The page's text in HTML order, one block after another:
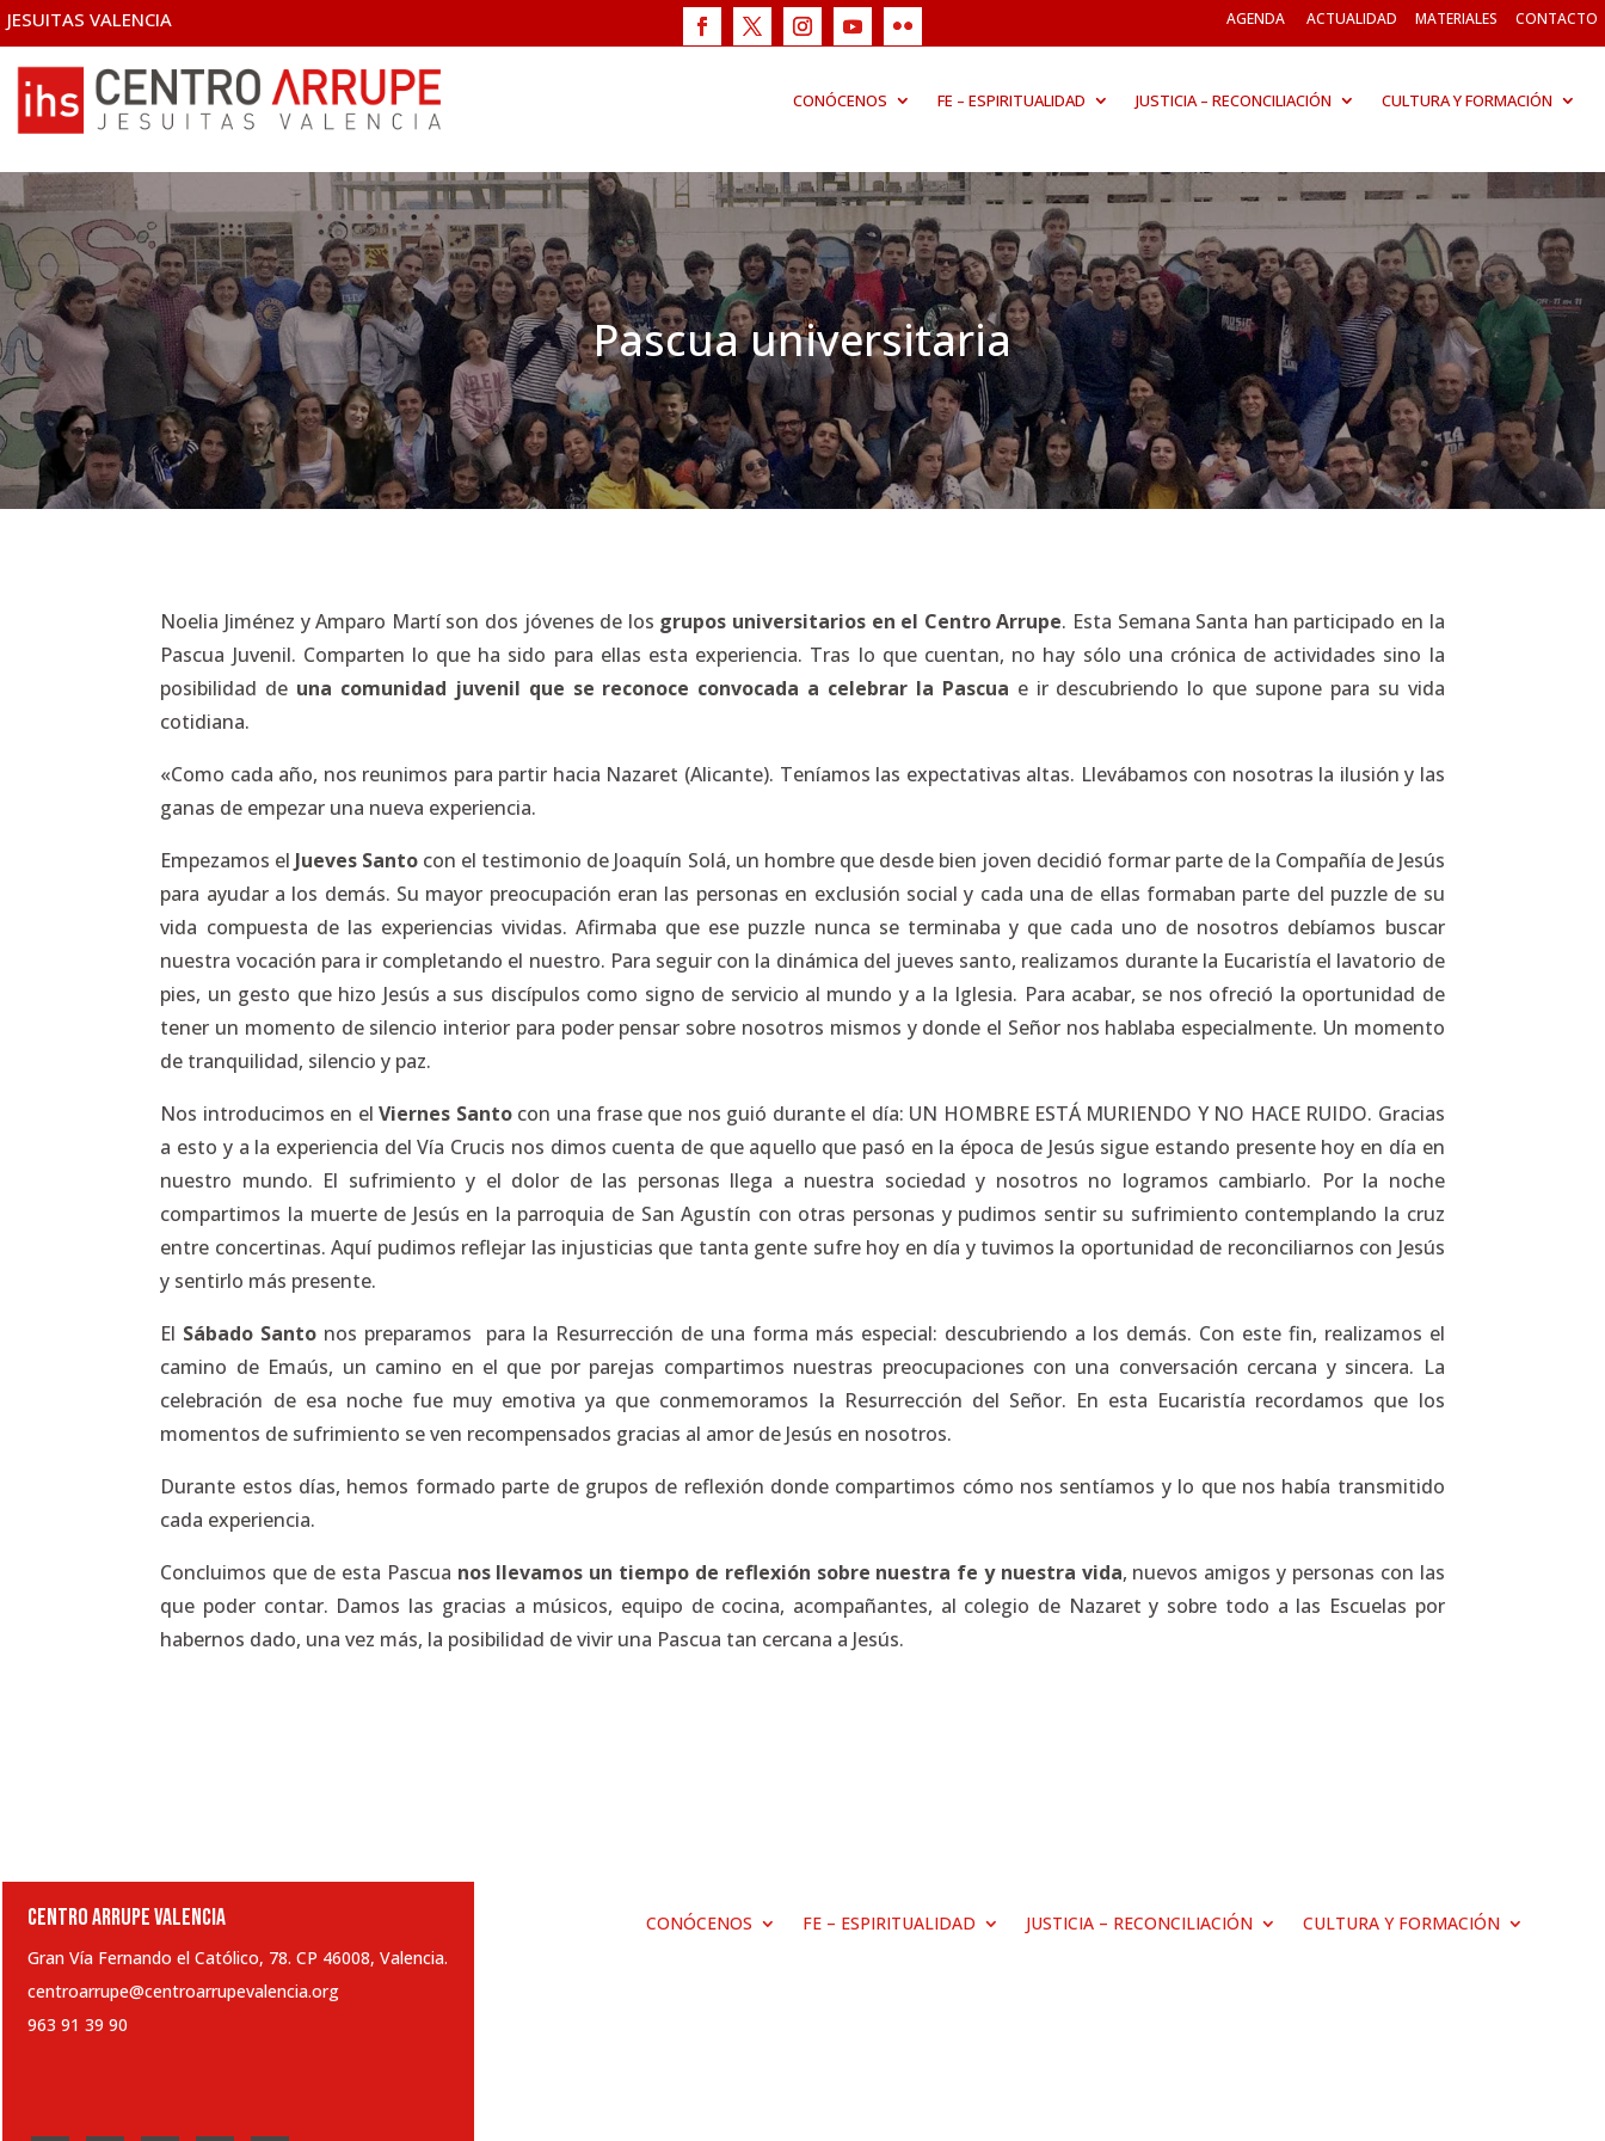
JESUITAS VALENCIA AGENDA ACTUALIDAD MATERIALES CONTACTO
CONÓCENOS FE – ESPIRITUALIDAD JUSTICIA – RECONCILIACIÓN CULTURA Y FORMACIÓN
Pascua universitaria
Noelia Jiménez y Amparo Martí son dos jóvenes de los grupos universitarios en el Centro Arrupe. Esta Semana Santa han participado en la
Pascua Juvenil. Comparten lo que ha sido para ellas esta experiencia. Tras lo que cuentan, no hay sólo una crónica de actividades sino la
posibilidad de una comunidad juvenil que se reconoce convocada a celebrar la Pascua e ir descubriendo lo que supone para su vida
cotidiana.
«Como cada año, nos reunimos para partir hacia Nazaret (Alicante). Teníamos las expectativas altas. Llevábamos con nosotras la ilusión y las
ganas de empezar una nueva experiencia.
Empezamos el Jueves Santo con el testimonio de Joaquín Solá, un hombre que desde bien joven decidió formar parte de la Compañía de Jesús
para ayudar a los demás. Su mayor preocupación eran las personas en exclusión social y cada una de ellas formaban parte del puzzle de su
vida compuesta de las experiencias vividas. Afirmaba que ese puzzle nunca se terminaba y que cada uno de nosotros debíamos buscar
nuestra vocación para ir completando el nuestro. Para seguir con la dinámica del jueves santo, realizamos durante la Eucaristía el lavatorio de
pies, un gesto que hizo Jesús a sus discípulos como signo de servicio al mundo y a la Iglesia. Para acabar, se nos ofreció la oportunidad de
tener un momento de silencio interior para poder pensar sobre nosotros mismos y donde el Señor nos hablaba especialmente. Un momento
de tranquilidad, silencio y paz.
Nos introducimos en elViernes Santocon una frase que nos guió durante el día: UN HOMBRE ESTÁ MURIENDO Y NO HACE RUIDO. Gracias
a esto y a la experiencia del Vía Crucis nos dimos cuenta de que aquello que pasó en la época de Jesús sigue estando presente hoy en día en
nuestro mundo. El sufrimiento y el dolor de las personas llega a nuestra sociedad y nosotros no logramos cambiarlo. Por la noche
compartimos la muerte de Jesús en la parroquia de San Agustín con otras personas y pudimos sentir su sufrimiento contemplando la cruz
entre concertinas. Aquí pudimos reflejar las injusticias que tanta gente sufre hoy en día y tuvimos la oportunidad de reconciliarnos con Jesús
y sentirlo más presente.
El Sábado Santo nos preparamos para la Resurrección de una forma más especial: descubriendo a los demás. Con este fin, realizamos el
camino de Emaús, un camino en el que por parejas compartimos nuestras preocupaciones con una conversación cercana y sincera. La
celebración de esa noche fue muy emotiva ya que conmemoramos la Resurrección del Señor. En esta Eucaristía recordamos que los
momentos de sufrimiento se ven recompensados gracias al amor de Jesús en nosotros.
Durante estos días, hemos formado parte de grupos de reflexión donde compartimos cómo nos sentíamos y lo que nos había transmitido
cada experiencia.
Concluimos que de esta Pascua nos llevamos un tiempo de reflexión sobre nuestra fe y nuestra vida, nuevos amigos y personas con las
que poder contar. Damos las gracias a músicos, equipo de cocina, acompañantes, al colegio de Nazaret y sobre todo a las Escuelas por
habernos dado, una vez más, la posibilidad de vivir una Pascua tan cercana a Jesús.
CENTRO ARRUPE VALENCIA
Gran Vía Fernando el Católico, 78. CP 46008, Valencia.
centroarrupe@centroarrupevalencia.org
963 91 39 90
CONÓCENOS FE – ESPIRITUALIDAD JUSTICIA – RECONCILIACIÓN CULTURA Y FORMACIÓN